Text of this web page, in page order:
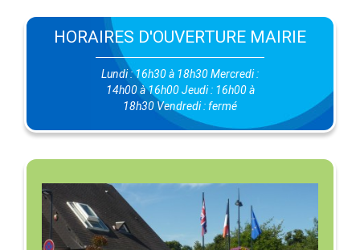
HORAIRES D'OUVERTURE MAIRIE
Lundi : 16h30 à 18h30 Mercredi :
14h00 à 16h00 Jeudi : 16h00 à
18h30 Vendredi : fermé